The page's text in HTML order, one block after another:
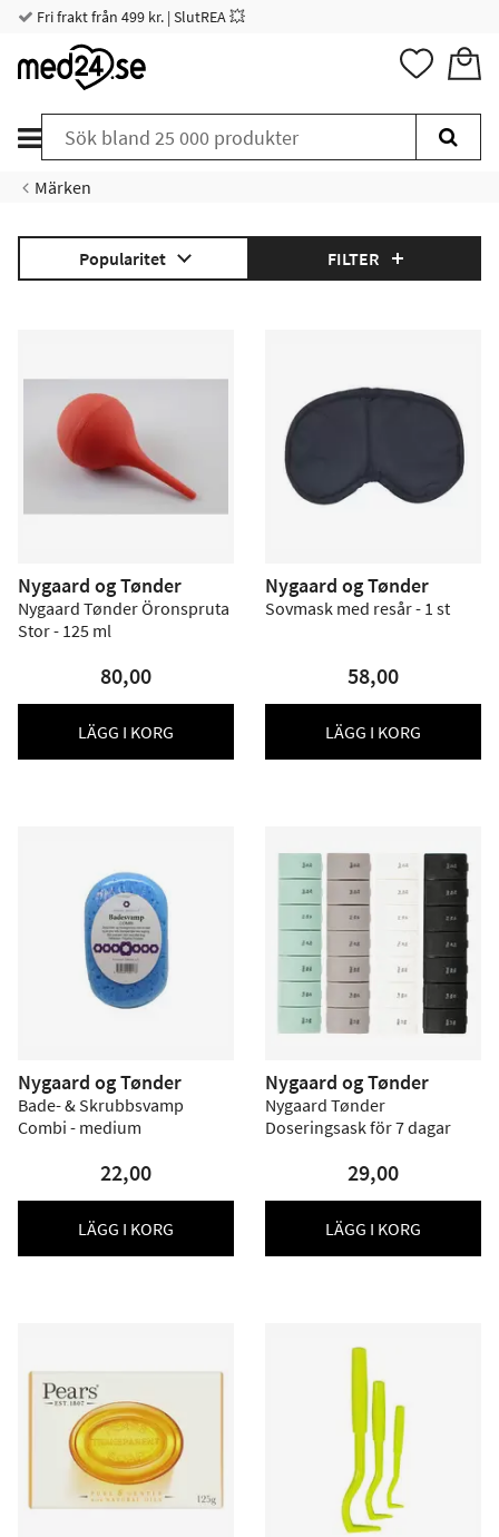
Fri frakt från 499 kr. | SlutREA 💥
Märken
Popularitet FILTER
Nygaard og Tønder
Nygaard Tønder Öronspruta
Stor - 125 ml
80,00
LÄGG I KORG
Nygaard og Tønder
Sovmask med resår - 1 st
58,00
LÄGG I KORG
Nygaard og Tønder
Bade- & Skrubbsvamp
Combi - medium
22,00
LÄGG I KORG
Nygaard og Tønder
Nygaard Tønder
Doseringsask för 7 dagar
29,00
LÄGG I KORG